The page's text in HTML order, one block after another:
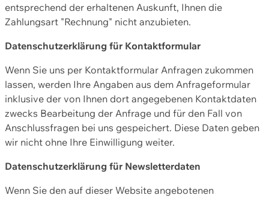
entsprechend der erhaltenen Auskunft, Ihnen die
Zahlungsart "Rechnung" nicht anzubieten.
Datenschutzerklärung für Kontaktformular
Wenn Sie uns per Kontaktformular Anfragen zukommen
lassen, werden Ihre Angaben aus dem Anfrageformular
inklusive der von Ihnen dort angegebenen Kontaktdaten
zwecks Bearbeitung der Anfrage und für den Fall von
Anschlussfragen bei uns gespeichert. Diese Daten geben
wir nicht ohne Ihre Einwilligung weiter.
Datenschutzerklärung für Newsletterdaten
Wenn Sie den auf dieser Website angebotenen